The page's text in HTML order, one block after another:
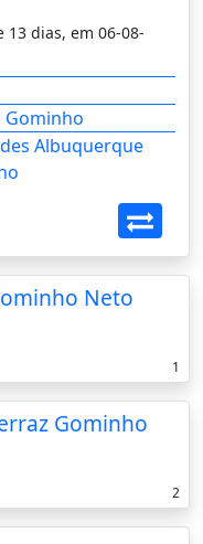
13 dias, em 06-08-
Gominho
Albuquerque
Neto
1
Gominho
2